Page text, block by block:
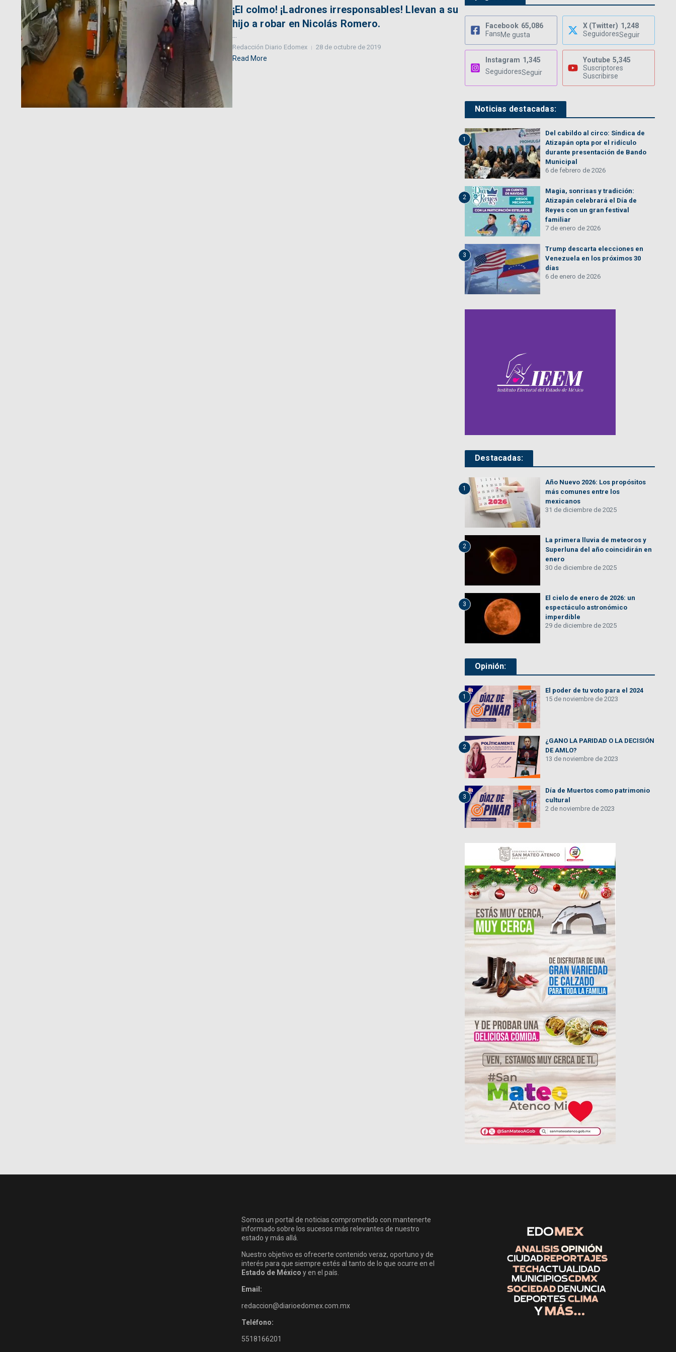
¡El colmo! ¡Ladrones irresponsables! Llevan a su
hijo a robar en Nicolás Romero.
...
Redacción Diario Edomex 28 de octubre de 2019
Read More
Facebook 65,086
FansMe gusta
X (Twitter) 1,248
SeguidoresSeguir
Instagram 1,345
SeguidoresSeguir
Youtube 5,345
Suscriptores
Suscribirse
Noticias destacadas:
1
Del cabildo al circo: Síndica de
Atizapán opta por el ridículo
durante presentación de Bando
Municipal
6 de febrero de 2026
2
Magia, sonrisas y tradición:
Atizapán celebrará el Día de
Reyes con un gran festival
familiar
7 de enero de 2026
3
Trump descarta elecciones en
Venezuela en los próximos 30
días
6 de enero de 2026
Destacadas:
1
Año Nuevo 2026: Los propósitos
más comunes entre los
mexicanos
31 de diciembre de 2025
2
La primera lluvia de meteoros y
Superluna del año coincidirán en
enero
30 de diciembre de 2025
3
El cielo de enero de 2026: un
espectáculo astronómico
imperdible
29 de diciembre de 2025
Opinión:
1
El poder de tu voto para el 2024
15 de noviembre de 2023
2
¿GANO LA PARIDAD O LA DECISIÓN
DE AMLO?
13 de noviembre de 2023
3
Día de Muertos como patrimonio
cultural
2 de noviembre de 2023
Somos un portal de noticias comprometido con mantenerte
informado sobre los sucesos más relevantes de nuestro
estado y más allá.
Nuestro objetivo es ofrecerte contenido veraz, oportuno y de
interés para que siempre estés al tanto de lo que ocurre en el
Estado de México y en el país.
Email:
redaccion@diarioedomex.com.mx
Teléfono:
5518166201